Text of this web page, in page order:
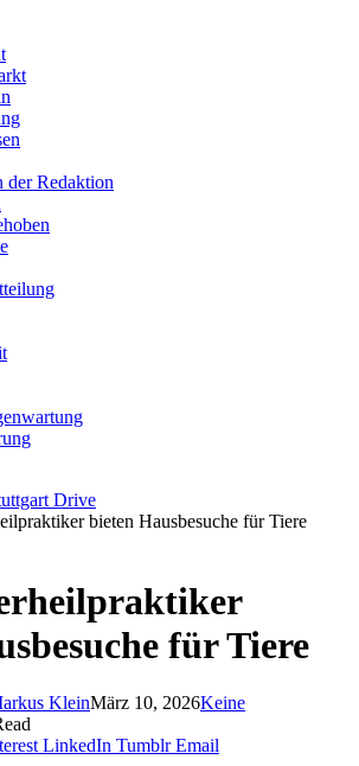
der Redaktion
bieten Hausbesuche für Tiere
für Tiere
KleinMärz 10, 2026Keine
LinkedIn Tumblr Email